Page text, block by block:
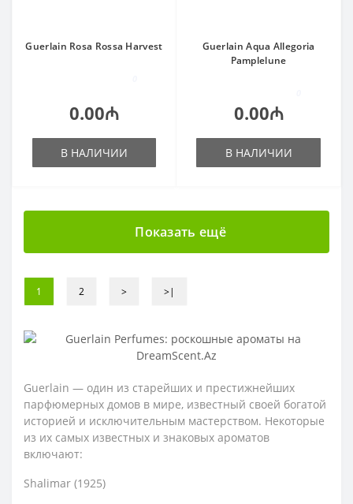
Guerlain Rosa Rossa Harvest
0.00₼
В НАЛИЧИИ
Guerlain Aqua Allegoria
Pamplelune
0.00₼
В НАЛИЧИИ
Показать ещё
1 2 > >|
Guerlain — один из старейших и престижнейших
парфюмерных домов в мире, известный своей богатой
историей и исключительным мастерством. Некоторые
из их самых известных и знаковых ароматов
включают:
Shalimar (1925)